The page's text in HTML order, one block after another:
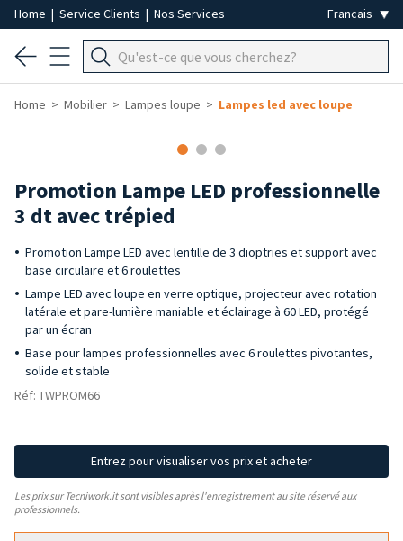
Home | Service Clients | Nos Services
Home Mobilier Lampes loupe Lampes led avec loupe
Promotion Lampe LED professionnelle
3 dt avec trépied
Promotion Lampe LED avec lentille de 3 dioptries et support avec
base circulaire et 6 roulettes
Lampe LED avec loupe en verre optique, projecteur avec rotation
latérale et pare-lumière maniable et éclairage à 60 LED, protégé
par un écran
Base pour lampes professionnelles avec 6 roulettes pivotantes,
solide et stable
Réf: TWPROM66
Entrez pour visualiser vos prix et acheter
Les prix sur Tecniwork.it sont visibles après l'enregistrement au site réservé aux
professionnels.